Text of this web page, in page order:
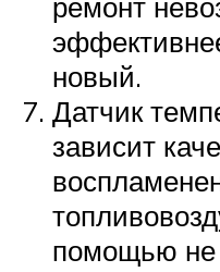
новый.
Датчик
зависит
помощью не